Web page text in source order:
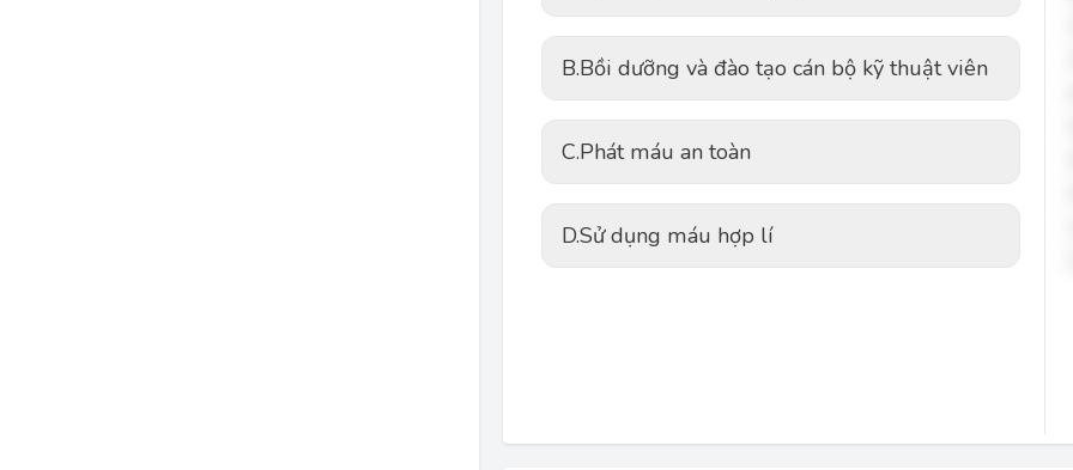
B.Bồi dưỡng và đào tạo cán bộ kỹ thuật viên
C.Phát máu an toàn
D.Sử dụng máu hợp lí